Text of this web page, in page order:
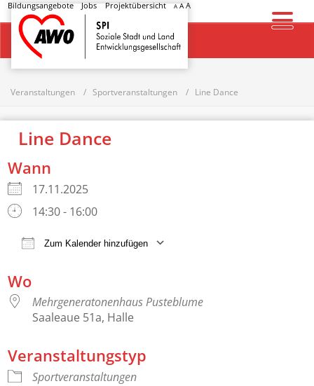
Bildungsangebote Jobs Projektübersicht A AA
Startseite
Veranstaltungen Sportveranstaltungen Line Dance
Line Dance
Wann
17.11.2025
14:30 - 16:00
Zum Kalender hinzufügen
Wo
Mehrgeneratonenhaus Pusteblume
Saaleaue 51a, Halle
Veranstaltungstyp
Sportveranstaltungen